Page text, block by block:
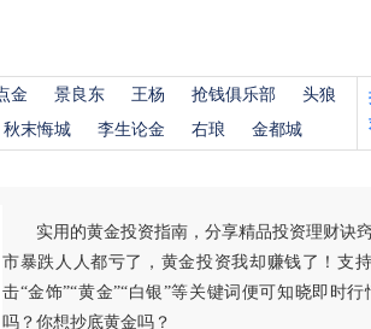
金 景良东 王杨 抢钱俱乐部
头狼
秋末悔城 李生论金 右琅 金都城
实用的黄金投资指南，分享精品投资理财诀
市暴跌人人都亏了，黄金投资我却赚钱了！支
击“金饰”“黄金”“白银”等关键词便可知晓即时
吗？你想抄底黄金吗？